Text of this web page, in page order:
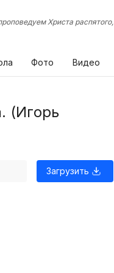
Христа
Фото Видео
(Игорь
Загрузить